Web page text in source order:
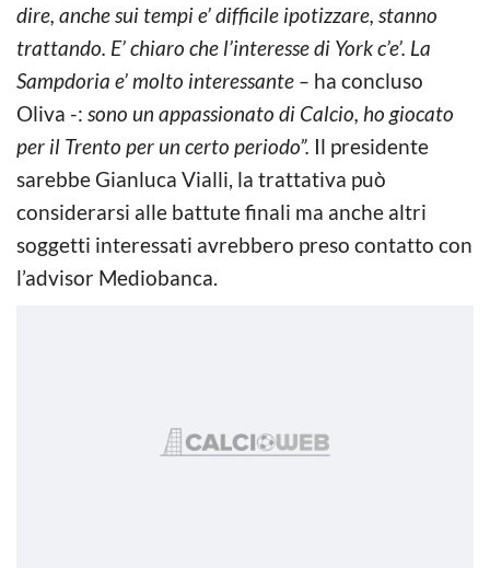
dire, anche sui tempi e’ difficile ipotizzare, stanno
trattando. E’ chiaro che l’interesse di York c’e’. La
Sampdoria e’ molto interessante – ha concluso
Oliva -: sono un appassionato di Calcio, ho giocato
per il Trento per un certo periodo”. Il presidente
sarebbe Gianluca Vialli, la trattativa può
considerarsi alle battute finali ma anche altri
soggetti interessati avrebbero preso contatto con
l’advisor Mediobanca.